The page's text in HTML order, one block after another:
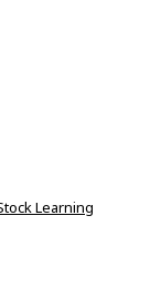
Learning